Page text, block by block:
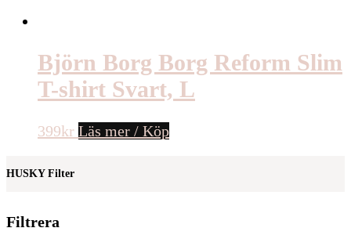
Björn Borg Borg Reform Slim
T-shirt Svart, L
399kr Läs mer / Köp
HUSKY Filter
Filtrera